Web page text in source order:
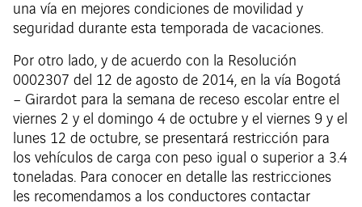
una vía en mejores condiciones de movilidad y
seguridad durante esta temporada de vacaciones.
Por otro lado, y de acuerdo con la Resolución
0002307 del 12 de agosto de 2014, en la vía Bogotá
– Girardot para la semana de receso escolar entre el
viernes 2 y el domingo 4 de octubre y el viernes 9 y el
lunes 12 de octubre, se presentará restricción para
los vehículos de carga con peso igual o superior a 3.4
toneladas. Para conocer en detalle las restricciones
les recomendamos a los conductores contactar